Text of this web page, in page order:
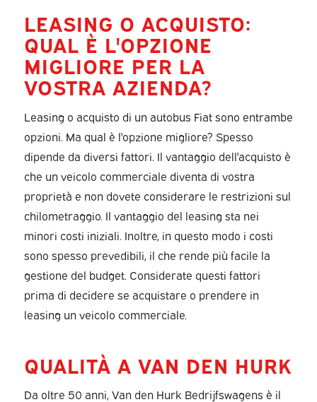
LEASING O ACQUISTO:
QUAL È L'OPZIONE
MIGLIORE PER LA
VOSTRA AZIENDA?
Leasing o acquisto di un autobus Fiat sono entrambe
opzioni. Ma qual è l'opzione migliore? Spesso
dipende da diversi fattori. Il vantaggio dell'acquisto è
che un veicolo commerciale diventa di vostra
proprietà e non dovete considerare le restrizioni sul
chilometraggio. Il vantaggio del leasing sta nei
minori costi iniziali. Inoltre, in questo modo i costi
sono spesso prevedibili, il che rende più facile la
gestione del budget. Considerate questi fattori
prima di decidere se acquistare o prendere in
leasing un veicolo commerciale.
QUALITÀ A VAN DEN HURK
Da oltre 50 anni, Van den Hurk Bedrijfswagens è il